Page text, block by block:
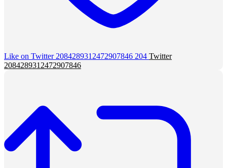
Like on Twitter 2084289312472907846 204 Twitter
2084289312472907846